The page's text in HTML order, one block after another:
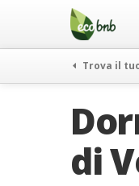
Menu
Trova il
di